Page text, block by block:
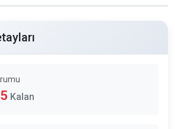
5 Kalan